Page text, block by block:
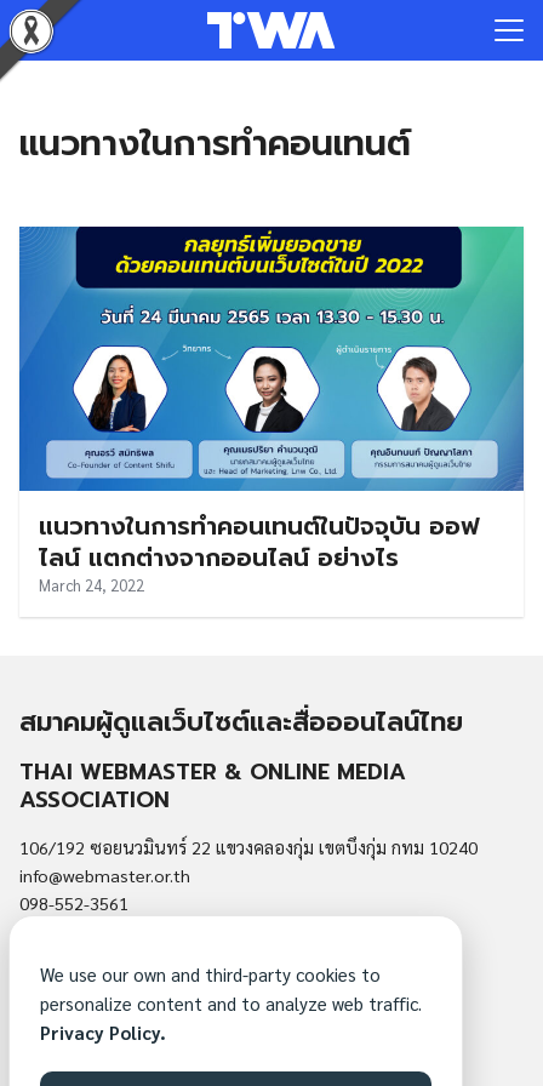
Skip
to
content
Search
แนวทางในการทำคอนเทนต์
แนวทางในการทำคอนเทนต์ในปัจจุบัน ออฟ
ไลน์ แตกต่างจากออนไลน์ อย่างไร
March 24, 2022
สมาคมผู้ดูแลเว็บไซต์และสื่อออนไลน์ไทย
THAI WEBMASTER & ONLINE MEDIA
ASSOCIATION
106/192 ซอยนวมินทร์ 22 แขวงคลองกุ่ม เขตบึงกุ่ม กทม 10240
info@webmaster.or.th
098-552-3561
สมัครสมาชิกสมาคม
ติดต่อสมาคม
We use our own and third-party cookies to
personalize content and to analyze web traffic.
Privacy Policy.